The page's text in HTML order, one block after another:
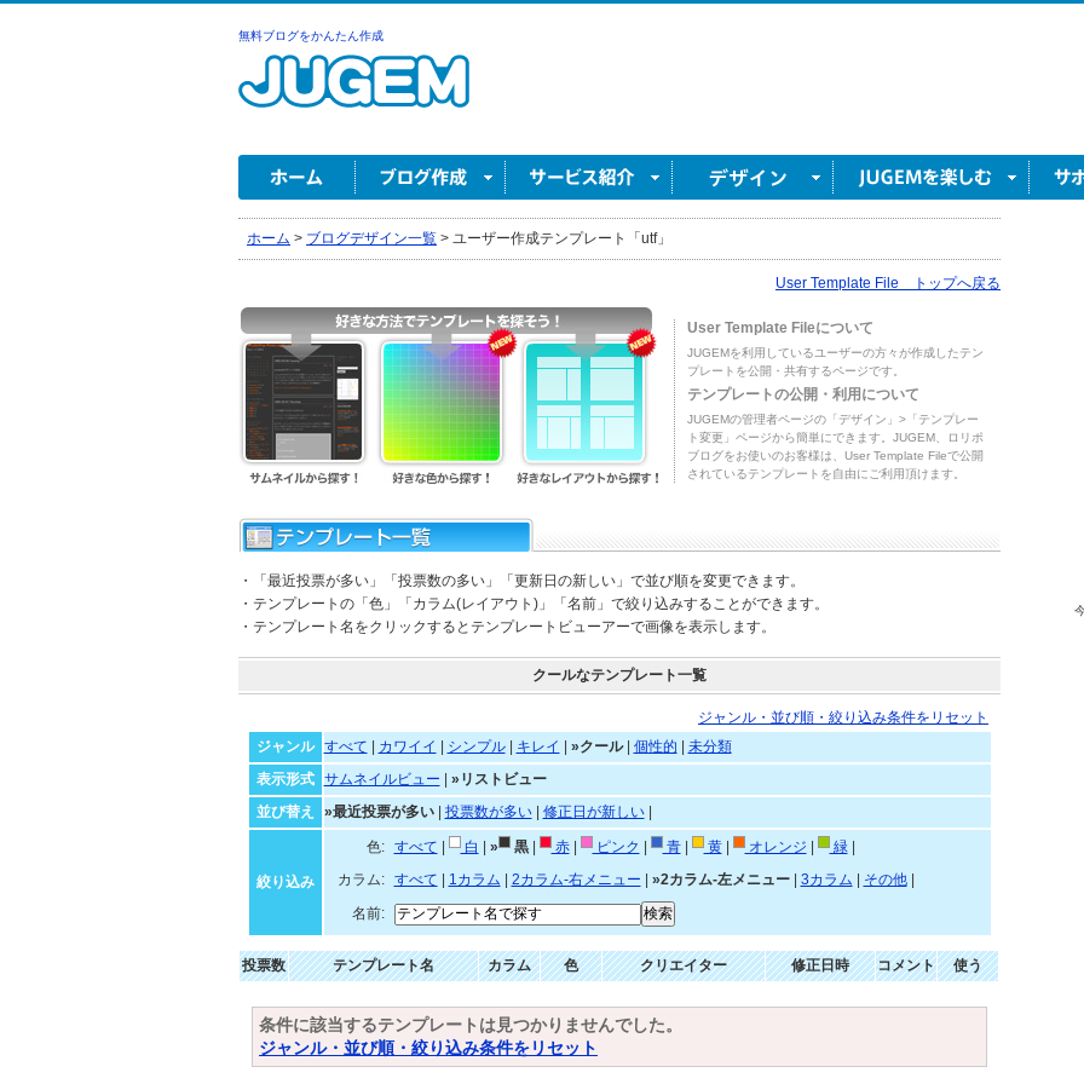
無料ブログをかんたん作成
ホーム > ブログデザイン一覧 > ユーザー作成テンプレート「utf」
User Template File トップへ戻る
User Template Fileについて
JUGEMを利用しているユーザーの方々が作成したテン
プレートを公開・共有するページです。
テンプレートの公開・利用について
JUGEMの管理者ページの「デザイン」>「テンプレー
ト変更」ページから簡単にできます。JUGEM、ロリポ
ブログをお使いのお客様は、User Template Fileで公開
されているテンプレートを自由にご利用頂けます。
・「最近投票が多い」「投票数の多い」「更新日の新しい」で並び順を変更できます。
・テンプレートの「色」「カラム(レイアウト)」「名前」で絞り込みすることができます。
・テンプレート名をクリックするとテンプレートビューアーで画像を表示します。
クールなテンプレート一覧
ジャンル・並び順・絞り込み条件をリセット
ジャンル
すべて カワイイ シンプル| キレイ »クール| 個性的
未分類
表示形式
サムネイルビュー
»リストビュー
並び替え
»最近投票が多い| 投票数が多い| 修正日が新しい|
絞り込み
色: すべて 白 » 黒| 赤| ピンク 青| 黄| オレンジ 緑|
カラム:
すべて 1カラム 2カラム-右メニュー »2カラム-左メニュー| 3カラム その他|
名前:
投票数 テンプレート名 カラム 色 クリエイター 修正日時 コメント 使う
条件に該当するテンプレートは見つかりませんでした。
ジャンル・並び順・絞り込み条件をリセット